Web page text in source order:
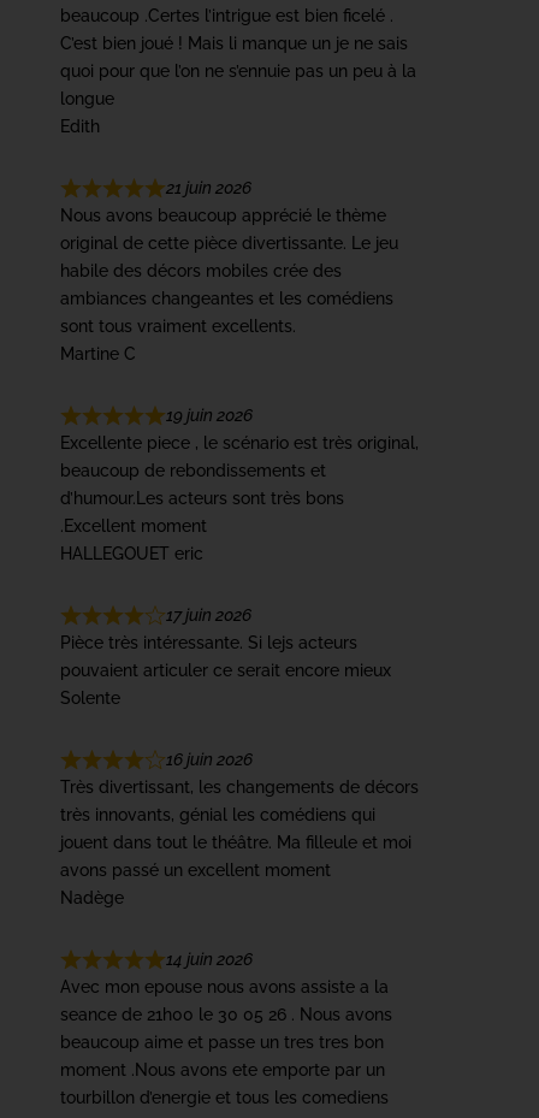
beaucoup .Certes l’intrigue est bien ficelé .
C’est bien joué ! Mais li manque un je ne sais
quoi pour que l’on ne s’ennuie pas un peu à la
longue
Edith
21 juin 2026
Nous avons beaucoup apprécié le thème
original de cette pièce divertissante. Le jeu
habile des décors mobiles crée des
ambiances changeantes et les comédiens
sont tous vraiment excellents.
Martine C
19 juin 2026
Excellente piece , le scénario est très original,
beaucoup de rebondissements et
d’humour.Les acteurs sont très bons
.Excellent moment
HALLEGOUET eric
17 juin 2026
Pièce très intéressante. Si lejs acteurs
pouvaient articuler ce serait encore mieux
Solente
16 juin 2026
Très divertissant, les changements de décors
très innovants, génial les comédiens qui
jouent dans tout le théâtre. Ma filleule et moi
avons passé un excellent moment
Nadège
14 juin 2026
Avec mon epouse nous avons assiste a la
seance de 21h00 le 30 05 26 . Nous avons
beaucoup aime et passe un tres tres bon
moment .Nous avons ete emporte par un
tourbillon d’energie et tous les comediens